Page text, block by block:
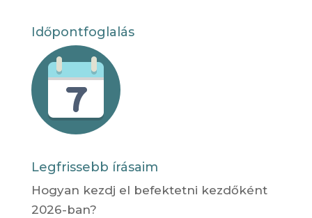
Időpontfoglalás
Legfrissebb írásaim
Hogyan kezdj el befektetni kezdőként
2026-ban?